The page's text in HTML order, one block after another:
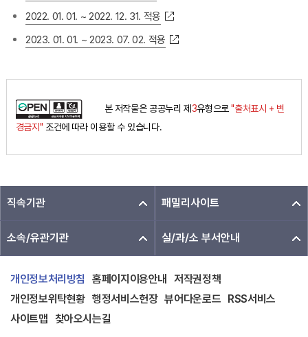
2022. 01. 01. ~ 2022. 12. 31. 적용
2023. 01. 01. ~ 2023. 07. 02. 적용
본 저작물은 공공누리 제 3유형으로"출처표시 + 변
경금지" 조건에 따라 이용할 수 있습니다.
직속기관 패밀리사이트
소속/유관기관 실/과/소 부서안내
개인정보처리방침 홈페이지이용안내
저작권정책
개인정보위탁현황 행정서비스헌장 뷰어다운로드
RSS서비스
사이트맵 찾아오시는길